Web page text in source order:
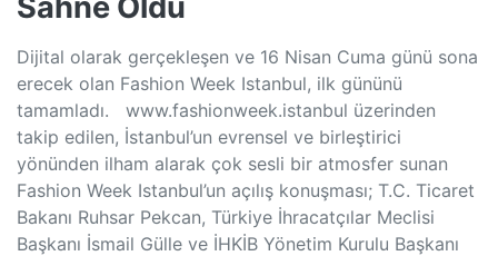
Dijital olarak gerçekleşen ve 16 Nisan Cuma günü sona
erecek olan Fashion Week Istanbul, ilk gününü
tamamladı. www.fashionweek.istanbul üzerinden
takip edilen, İstanbul’un evrensel ve birleştirici
yönünden ilham alarak çok sesli bir atmosfer sunan
Fashion Week Istanbul’un açılış konuşması; T.C. Ticaret
Bakanı Ruhsar Pekcan, Türkiye İhracatçılar Meclisi
Başkanı İsmail Gülle ve İHKİB Yönetim Kurulu Başkanı